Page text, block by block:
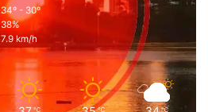
34º - 30º
38%
7.9 km/h
℃ ℃ ℃